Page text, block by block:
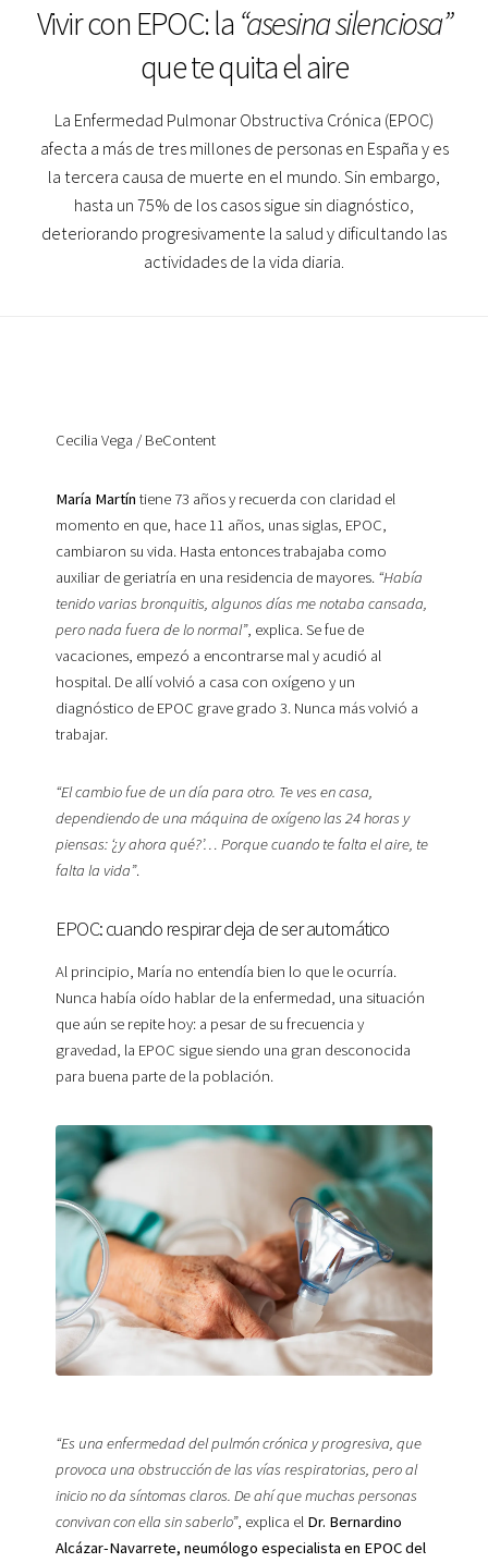
Vivir con EPOC: la “asesina silenciosa”
que te quita el aire
La Enfermedad Pulmonar Obstructiva Crónica (EPOC)
afecta a más de tres millones de personas en España y es
la tercera causa de muerte en el mundo. Sin embargo,
hasta un 75% de los casos sigue sin diagnóstico,
deteriorando progresivamente la salud y dificultando las
actividades de la vida diaria.
Cecilia Vega / BeContent
María Martín tiene 73 años y recuerda con claridad el
momento en que, hace 11 años, unas siglas, EPOC,
cambiaron su vida. Hasta entonces trabajaba como
auxiliar de geriatría en una residencia de mayores. “Había
tenido varias bronquitis, algunos días me notaba cansada,
pero nada fuera de lo normal”, explica. Se fue de
vacaciones, empezó a encontrarse mal y acudió al
hospital. De allí volvió a casa con oxígeno y un
diagnóstico de EPOC grave grado 3. Nunca más volvió a
trabajar.
“El cambio fue de un día para otro. Te ves en casa,
dependiendo de una máquina de oxígeno las 24 horas y
piensas: ‘¿y ahora qué?’… Porque cuando te falta el aire, te
falta la vida”.
EPOC: cuando respirar deja de ser automático
Al principio, María no entendía bien lo que le ocurría.
Nunca había oído hablar de la enfermedad, una situación
que aún se repite hoy: a pesar de su frecuencia y
gravedad, la EPOC sigue siendo una gran desconocida
para buena parte de la población.
“Es una enfermedad del pulmón crónica y progresiva, que
provoca una obstrucción de las vías respiratorias, pero al
inicio no da síntomas claros. De ahí que muchas personas
convivan con ella sin saberlo”, explica el Dr. Bernardino
Alcázar-Navarrete, neumólogo especialista en EPOC del